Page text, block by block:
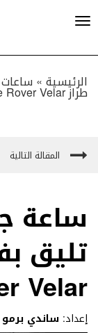
الرئيسية » ساعات
طراز Range Rover Velar !
المقالة التالية
تليق
Velar !
إعداد: ساندي برمو